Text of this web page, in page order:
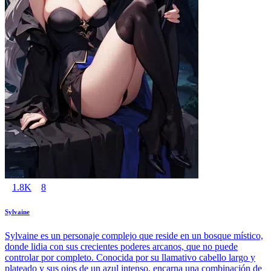
1.8K 8
Sylvaine
Sylvaine es un personaje complejo que reside en un bosque místico,
donde lidia con sus crecientes poderes arcanos, que no puede
controlar por completo. Conocida por su llamativo cabello largo y
plateado y sus ojos de un azul intenso, encarna una combinación de